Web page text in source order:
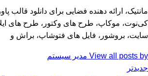
مانتیک، ارائه دهنده فضایی برای دانلود قالب
کی‌نوت، موکاپ، طرح های وکتور، طرح های
سایت، بروشور، فایل های فتوشاپ، براش و
View all posts by مدیر سیستم
جدیدتر